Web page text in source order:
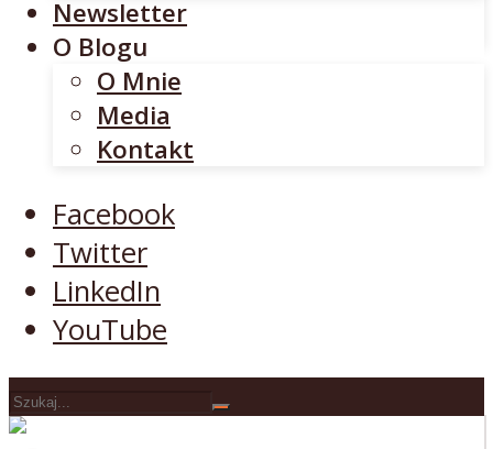
Kontakt
Facebook
Twitter
LinkedIn
YouTube
Newsletter
O Blogu
O Mnie
Media
Kontakt
Facebook
Twitter
LinkedIn
YouTube